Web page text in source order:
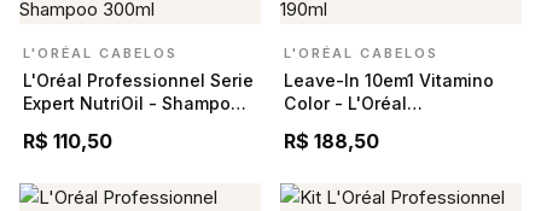
L'ORÉAL CABELOS
L'Oréal Professionnel Serie
Expert NutriOil - Shampoo
R$ 110,50
L'ORÉAL CABELOS
Leave-In 10em1 Vitamino
Color - L'Oréal
R$ 188,50